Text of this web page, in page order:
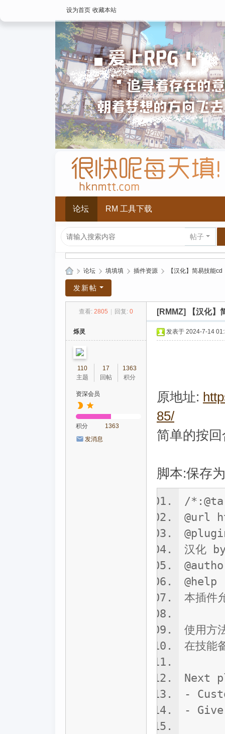
设为首页 收藏本站
论坛 RM 工具下载
帖子
上
» 论坛 › 填填填 › 插件资源 › 【汉化】简易技能cd
发新帖
查看: 2805 回复: 0 [RMMZ] 【汉化】
烁灵
110
主题
17
回帖
1363
积分
资深会员
积分
1363
发消息
发表于 2024-7-14
原地址:
85/
简单的按
脚本:保存
/
@url
汉化
@help
本插件
使用方
在技能
Next
-
-